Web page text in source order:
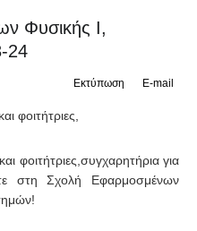
Φυσικής Ι,
24
E-mail
Εκτύπωση
φοιτήτριες,
φοιτήτριες,συγχαρητήρια για
στη Σχολή Εφαρμοσμένων